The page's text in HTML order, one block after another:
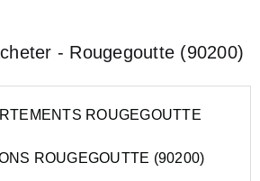
- Rougegoutte (90200)
ROUGEGOUTTE
ROUGEGOUTTE (90200)